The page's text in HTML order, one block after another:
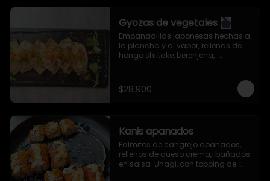
Gyozas de vegetales
Empanadillas japonesas hechas a
la plancha y al vapor, rellenas de
hongo shiitake, berenjena,
Servidas con salsa especial de la
casa.
$28.900
Kanis apanados
Palmitos de cangrejo apanados,
rellenos de queso crema,  bañados
en salsa  Unagi, con topping de